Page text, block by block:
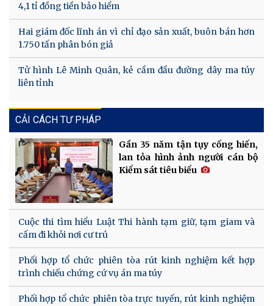
4,1 tỉ đồng tiền bảo hiểm
Hai giám đốc lĩnh án vì chỉ đạo sản xuất, buôn bán hơn
1.750 tấn phân bón giả
Tử hình Lê Minh Quân, kẻ cầm đầu đường dây ma túy
liên tỉnh
CẢI CÁCH TƯ PHÁP
Gần 35 năm tận tụy cống hiến,
lan tỏa hình ảnh người cán bộ
Kiểm sát tiêu biểu
Cuộc thi tìm hiểu Luật Thi hành tạm giữ, tạm giam và
cấm đi khỏi nơi cư trú
Phối hợp tổ chức phiên tòa rút kinh nghiệm kết hợp
trình chiếu chứng cứ vụ án ma túy
Phối hợp tổ chức phiên tòa trực tuyến, rút kinh nghiệm